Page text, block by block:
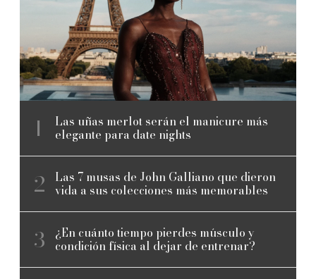
Las uñas merlot serán el manicure más
elegante para date nights
Las 7 musas de John Galliano que dieron
vida a sus colecciones más memorables
¿En cuánto tiempo pierdes músculo y
condición física al dejar de entrenar?